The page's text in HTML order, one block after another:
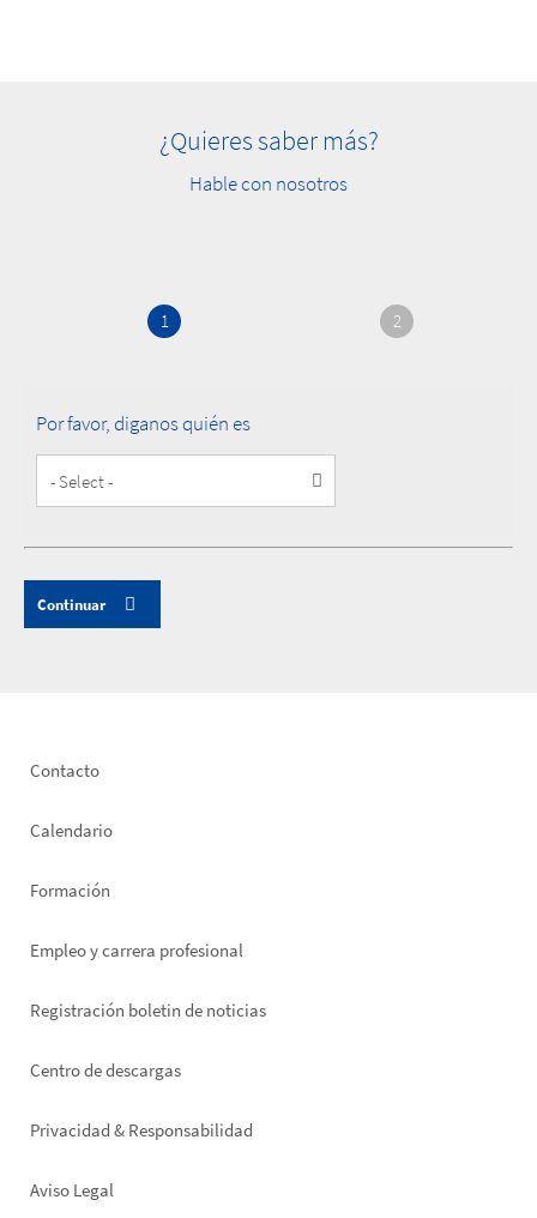
¿Quieres saber más?
Hable con nosotros
1 2
Por favor, diganos quién es
Type
Footer
Contacto
Calendario
Formación
Empleo y carrera profesional
Registración boletin de noticias
Footer
Centro de descargas
Privacidad & Responsabilidad
Aviso Legal